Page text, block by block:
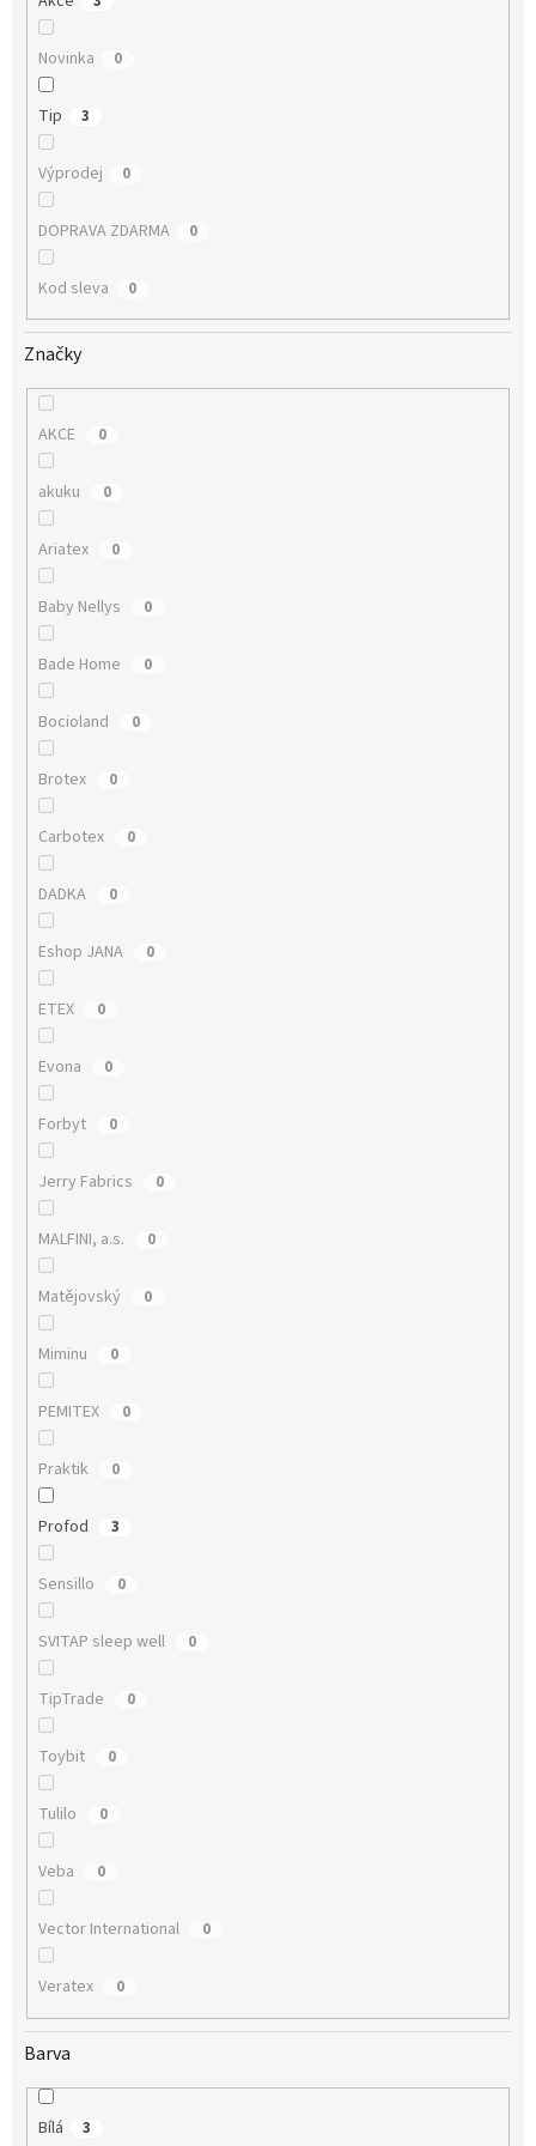
Novinka 0
Tip 3
Výprodej 0
DOPRAVA ZDARMA 0
Kod sleva 0
Značky
AKCE 0
akuku 0
Ariatex 0
Baby Nellys 0
Bade Home 0
Bocioland 0
Brotex 0
Carbotex 0
DADKA 0
Eshop JANA 0
ETEX 0
Evona 0
Forbyt 0
Jerry Fabrics 0
MALFINI, a.s. 0
Matějovský 0
Miminu 0
PEMITEX 0
Praktik 0
Profod 3
Sensillo 0
SVITAP sleep well 0
TipTrade 0
Toybit 0
Tulilo 0
Veba 0
Vector International 0
Veratex 0
Barva
Bílá 3